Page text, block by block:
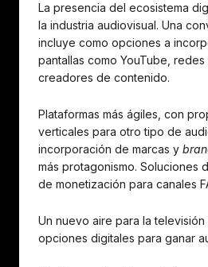
La presencia del ecosistema
la industria audiovisual. Una
incluye como opciones a
pantallas como YouTube,
creadores de contenido.
Plataformas más ágiles, con
verticales para otro tipo de
incorporación de marcas y
más protagonismo. Soluciones
de monetización para canales
Un nuevo aire para la
opciones digitales para ganar